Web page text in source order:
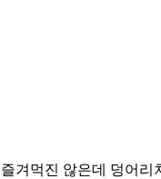
겨먹진 않은데 덩어